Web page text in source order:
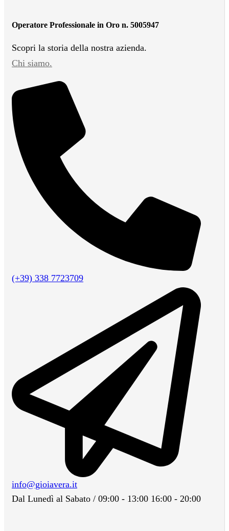
Operatore Professionale in Oro n. 5005947
Scopri la storia della nostra azienda.
Chi siamo.
(+39) 338 7723709
info@gioiavera.it
Dal Lunedì al Sabato / 09:00 - 13:00 16:00 - 20:00